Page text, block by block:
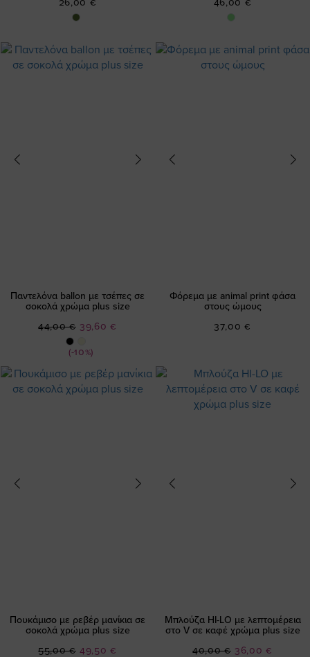
26,00 € 46,00 €
Παντελόνα ballon με τσέπες σε
σοκολά χρώμα plus size
(-10%)
Ειδική
39,60 €
44,00 €
Φόρεμα με animal print φάσα
στους ώμους
37,00 €
Πουκάμισο με ρεβέρ μανίκια σε
σοκολά χρώμα plus size
Ειδική
49,50 €
55,00 €
Μπλούζα HI-LO με λεπτομέρεια
στο V σε καφέ χρώμα plus size
Ειδική
36,00 €
40,00 €